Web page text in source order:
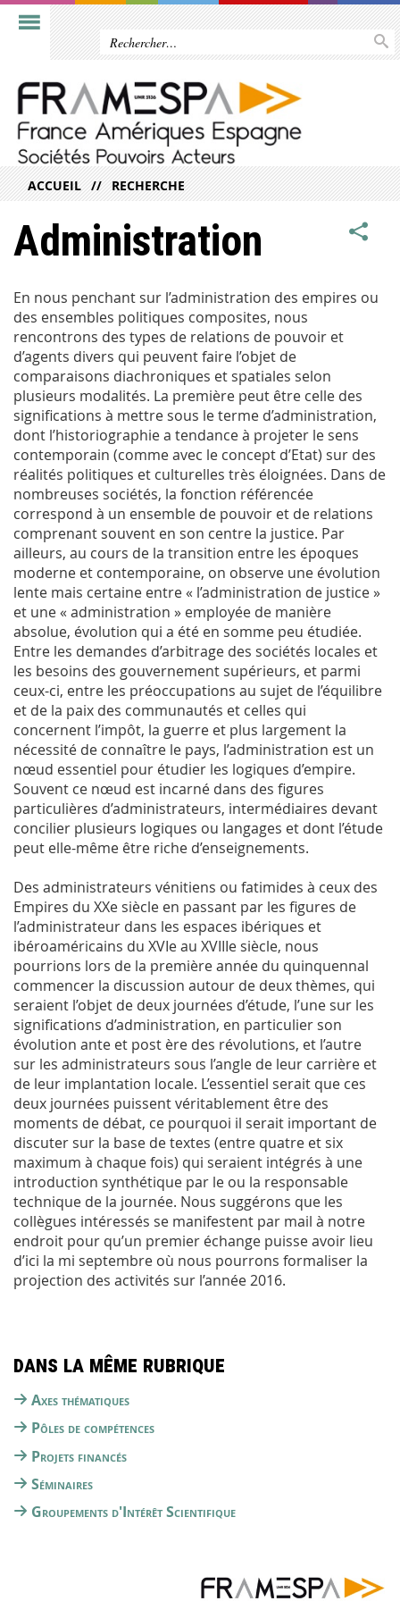
ACCUEIL RECHERCHE
Administration
En nous penchant sur l’administration des empires ou
des ensembles politiques composites, nous
rencontrons des types de relations de pouvoir et
d’agents divers qui peuvent faire l’objet de
comparaisons diachroniques et spatiales selon
plusieurs modalités. La première peut être celle des
significations à mettre sous le terme d’administration,
dont l’historiographie a tendance à projeter le sens
contemporain (comme avec le concept d’Etat) sur des
réalités politiques et culturelles très éloignées. Dans de
nombreuses sociétés, la fonction référencée
correspond à un ensemble de pouvoir et de relations
comprenant souvent en son centre la justice. Par
ailleurs, au cours de la transition entre les époques
moderne et contemporaine, on observe une évolution
lente mais certaine entre « l’administration de justice »
et une « administration » employée de manière
absolue, évolution qui a été en somme peu étudiée.
Entre les demandes d’arbitrage des sociétés locales et
les besoins des gouvernement supérieurs, et parmi
ceux-ci, entre les préoccupations au sujet de l’équilibre
et de la paix des communautés et celles qui
concernent l’impôt, la guerre et plus largement la
nécessité de connaître le pays, l’administration est un
nœud essentiel pour étudier les logiques d’empire.
Souvent ce nœud est incarné dans des figures
particulières d’administrateurs, intermédiaires devant
concilier plusieurs logiques ou langages et dont l’étude
peut elle-même être riche d’enseignements.
Des administrateurs vénitiens ou fatimides à ceux des
Empires du XXe siècle en passant par les figures de
l’administrateur dans les espaces ibériques et
ibéroaméricains du XVIe au XVIIIe siècle, nous
pourrions lors de la première année du quinquennal
commencer la discussion autour de deux thèmes, qui
seraient l’objet de deux journées d’étude, l’une sur les
significations d’administration, en particulier son
évolution ante et post ère des révolutions, et l’autre
sur les administrateurs sous l’angle de leur carrière et
de leur implantation locale. L’essentiel serait que ces
deux journées puissent véritablement être des
moments de débat, ce pourquoi il serait important de
discuter sur la base de textes (entre quatre et six
maximum à chaque fois) qui seraient intégrés à une
introduction synthétique par le ou la responsable
technique de la journée. Nous suggérons que les
collègues intéressés se manifestent par mail à notre
endroit pour qu’un premier échange puisse avoir lieu
d’ici la mi septembre où nous pourrons formaliser la
projection des activités sur l’année 2016.
Dans la même rubrique
Axes thématiques
Pôles de compétences
Projets financés
Séminaires
Groupements d'Intérêt Scientifique